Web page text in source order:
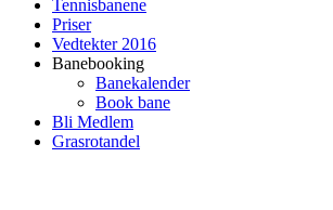
Tennisbanene
Priser
Vedtekter 2016
Banebooking
Banekalender
Book bane
Bli Medlem
Grasrotandel